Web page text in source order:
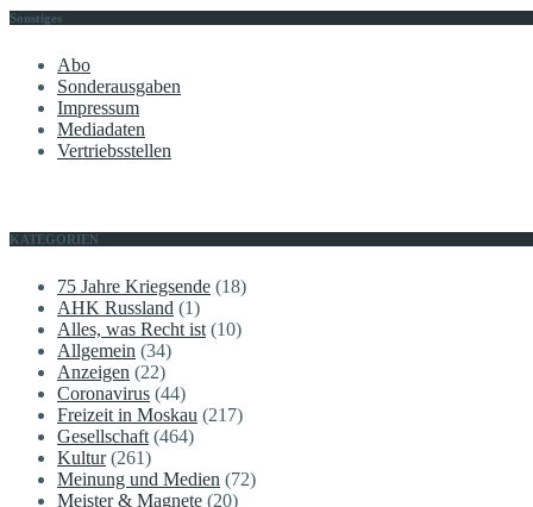
Sonstiges
Abo
Sonderausgaben
Impressum
Mediadaten
Vertriebsstellen
KATEGORIEN
75 Jahre Kriegsende (18)
AHK Russland (1)
Alles, was Recht ist (10)
Allgemein (34)
Anzeigen (22)
Coronavirus (44)
Freizeit in Moskau (217)
Gesellschaft (464)
Kultur(261)
Meinung und Medien (72)
Meister & Magnete (20)